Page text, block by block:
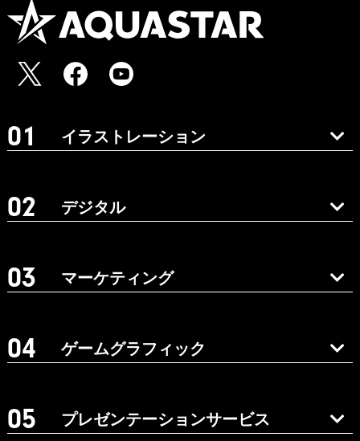
イラストレーション
デジタル
マーケティング
ゲームグラフィック
プレゼンテーションサービス